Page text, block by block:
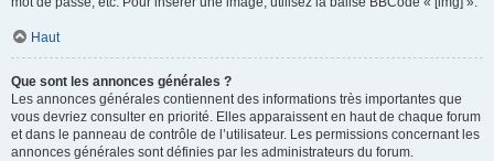
Haut
Que sont les annonces générales ?
Les annonces générales contiennent des informations très importantes que
vous devriez consulter en priorité. Elles apparaissent en haut de chaque forum
et dans le panneau de contrôle de l’utilisateur. Les permissions concernant les
annonces générales sont définies par les administrateurs du forum.